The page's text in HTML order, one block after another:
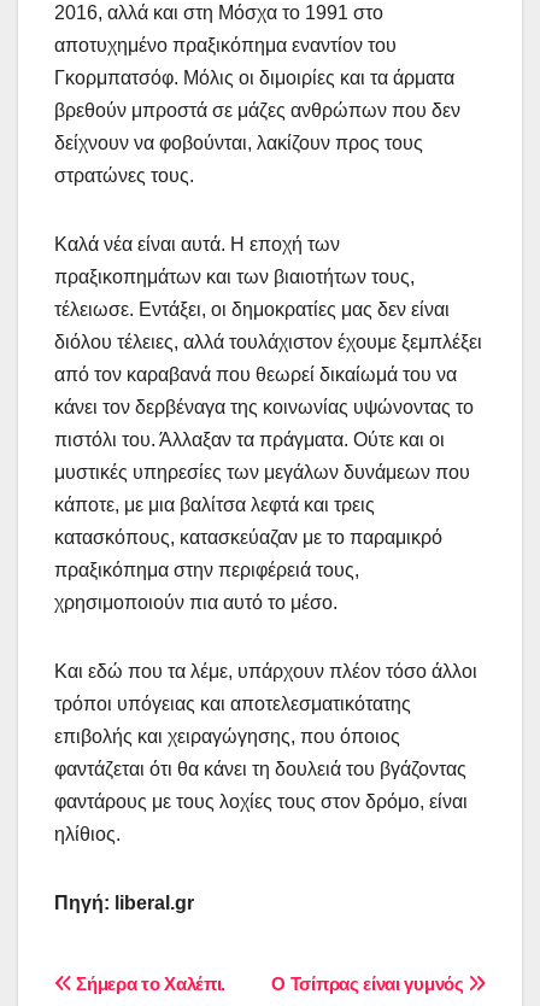
2016, αλλά και στη Μόσχα το 1991 στο
αποτυχημένο πραξικόπημα εναντίον του
Γκορμπατσόφ. Μόλις οι διμοιρίες και τα άρματα
βρεθούν μπροστά σε μάζες ανθρώπων που δεν
δείχνουν να φοβούνται, λακίζουν προς τους
στρατώνες τους.
Καλά νέα είναι αυτά. Η εποχή των
πραξικοπημάτων και των βιαιοτήτων τους,
τέλειωσε. Εντάξει, οι δημοκρατίες μας δεν είναι
διόλου τέλειες, αλλά τουλάχιστον έχουμε ξεμπλέξει
από τον καραβανά που θεωρεί δικαίωμά του να
κάνει τον δερβέναγα της κοινωνίας υψώνοντας το
πιστόλι του. Άλλαξαν τα πράγματα. Ούτε και οι
μυστικές υπηρεσίες των μεγάλων δυνάμεων που
κάποτε, με μια βαλίτσα λεφτά και τρεις
κατασκόπους, κατασκεύαζαν με το παραμικρό
πραξικόπημα στην περιφέρειά τους,
χρησιμοποιούν πια αυτό το μέσο.
Και εδώ που τα λέμε, υπάρχουν πλέον τόσο άλλοι
τρόποι υπόγειας και αποτελεσματικότατης
επιβολής και χειραγώγησης, που όποιος
φαντάζεται ότι θα κάνει τη δουλειά του βγάζοντας
φαντάρους με τους λοχίες τους στον δρόμο, είναι
ηλίθιος.
Πηγή: liberal.gr
Πλοήγηση Ο Τσίπρας είναι γυμνός
Σήμερα το Χαλέπι.